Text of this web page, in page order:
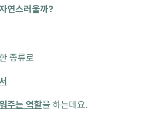
연스러울까?
종류로
주는 역할을 하는데요.